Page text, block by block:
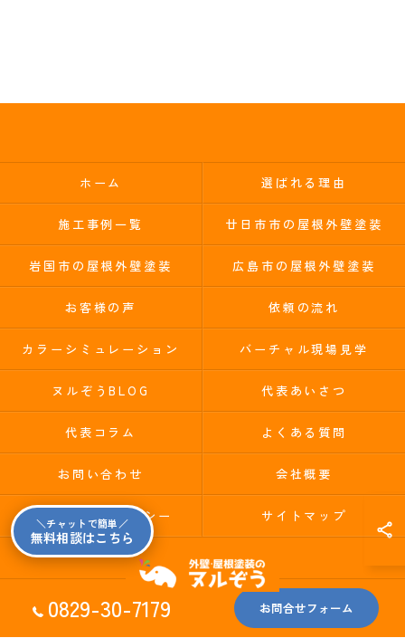
0829-30-7179 お問合せフォーム
ホーム 選ばれる理由
施工事例一覧 廿日市市の屋根外壁塗装
岩国市の屋根外壁塗装 広島市の屋根外壁塗装
お客様の声 依頼の流れ
カラーシミュレーション バーチャル現場見学
ヌルぞうBLOG 代表あいさつ
代表コラム よくある質問
お問い合わせ 会社概要
プライバシーポリシー サイトマップ
© 2026 広島県廿日市市の外壁塗装ならヌルぞう ALL RIGHTS RESERVED.
＼チャットで簡単／
無料相談はこちら